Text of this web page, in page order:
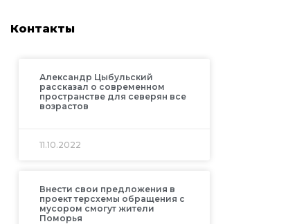
Контакты
Александр Цыбульский
рассказал о современном
пространстве для северян все
возрастов
11.10.2022
Внести свои предложения в
проект терсхемы обращения с
мусором смогут жители
Поморья